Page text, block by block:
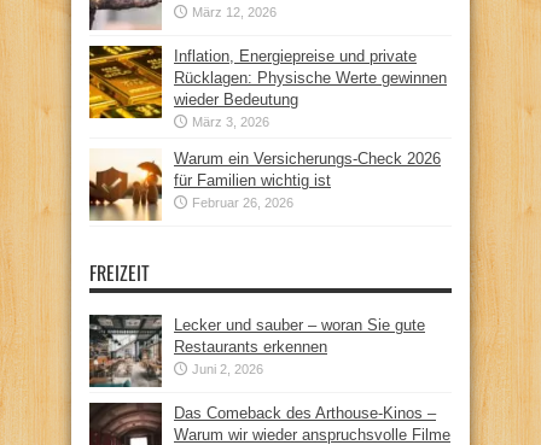
März 12, 2026
Inflation, Energiepreise und private
Rücklagen: Physische Werte gewinnen
wieder Bedeutung
März 3, 2026
Warum ein Versicherungs-Check 2026
für Familien wichtig ist
Februar 26, 2026
FREIZEIT
Lecker und sauber – woran Sie gute
Restaurants erkennen
Juni 2, 2026
Das Comeback des Arthouse-Kinos –
Warum wir wieder anspruchsvolle Filme